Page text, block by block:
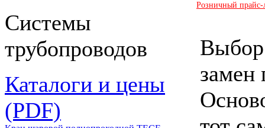
Системы
трубопроводов
Каталоги и цены
(PDF)
Розничный прайс-
замен